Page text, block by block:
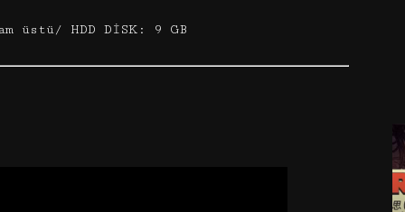
üstü/ HDD DİSK: 9 GB